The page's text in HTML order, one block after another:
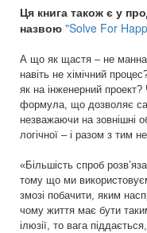
Ця книга також є у
назвою "Solve For
А що як щастя – не манна
навіть не хімічний
як на інженерний
формула, що дозволяє
незважаючи на зовнішні
логічної – і разом з тим
«Більшість спроб
тому що ми
змозі побачити, яким
чому життя має бути
ілюзії, то вага